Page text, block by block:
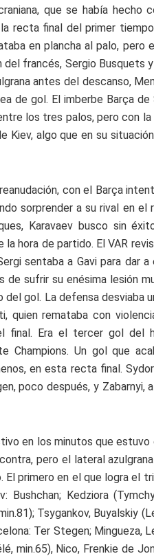
que se había hecho
recta final del primer
en plancha al palo, pero
francés, Sergio Busquets
antes del descanso,
de gol. El imberbe Barça de
los tres palos, pero con
Kiev, algo que en su
con el Barça
sorprender a su rival en
Karavaev busco sin
hora de partido. El VAR
sentaba a Gavi para dar
sufrir su enésima lesión
gol. La defensa desviaba
quien remataba con
final. Era el tercer gol del
Champions. Un gol que
en esta recta final.
poco después, y Zabarnyi,
en los minutos que
pero el lateral
El primero en el que logra el
Kedziora
Tsygankov, Buyalskiy
Ter Stegen; Mingueza,
min.65), Nico, Frenkie de